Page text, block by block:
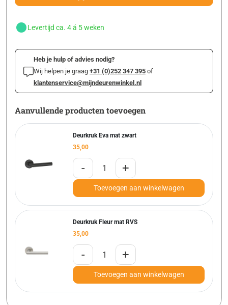
Levertijd ca. 4 á 5 weken
Heb je hulp of advies nodig?
Wij helpen je graag +31 (0)252 347 395 of
klantenservice@mijndeurenwinkel.nl
Aanvullende producten toevoegen
Deurkruk Eva mat zwart
35,00
- +
Toevoegen aan winkelwagen
Deurkruk Fleur mat RVS
35,00
- +
Toevoegen aan winkelwagen